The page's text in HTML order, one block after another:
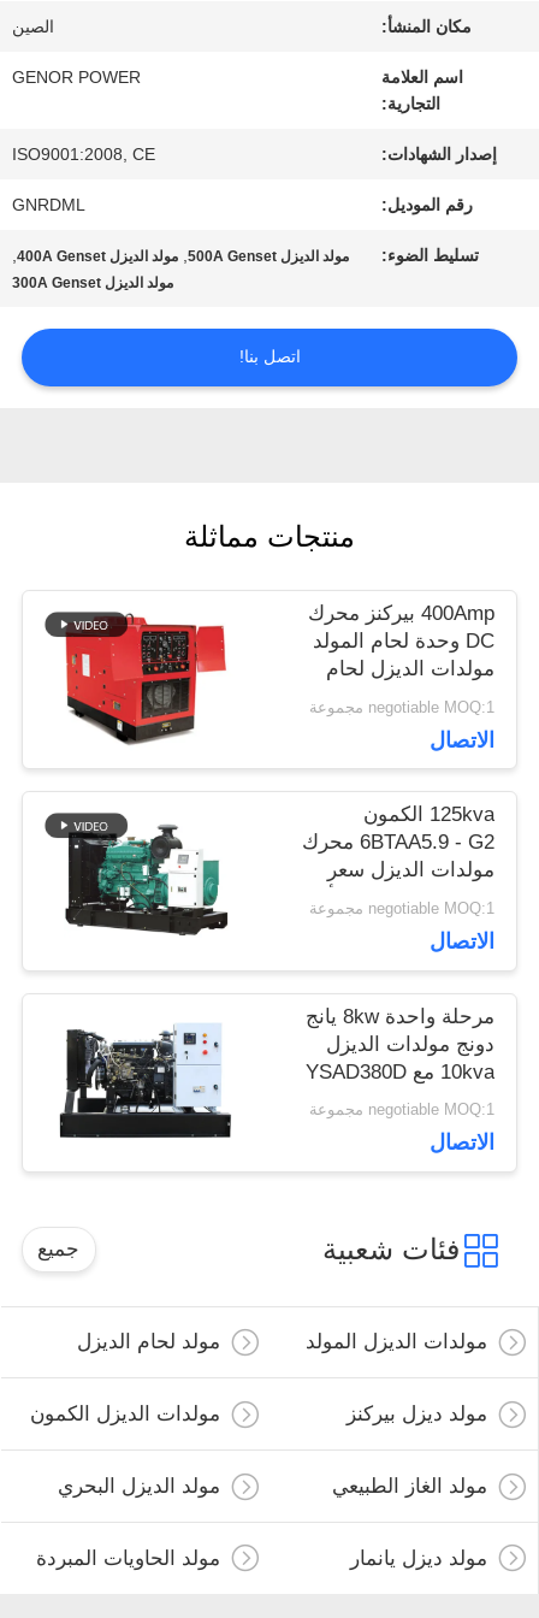
المعمل
الجودة
اتصل
الموقع
PRIVACY
POLICY
مكان المنشأ: الصين
اسم العلامة
التجارية:
GENOR POWER
إصدار الشهادات: ISO9001:2008, CE
رقم الموديل: GNRDML
تسليط الضوء: مولد الديزل 500A Genset , مولد الديزل 400A Genset ,
مولد الديزل 300A Genset
اتصل بنا!
منتجات مماثلة
400Amp بيركنز محرك
DC وحدة لحام المولد
مولدات الديزل لحام
لينكولن قوس 450Amp
negotiable MOQ:1 مجموعة
الاتصال
125kva الكمون
6BTAA5.9 - G2 محرك
مولدات الديزل سعر
100kw لوحة تحكم أعماق
البحار
negotiable MOQ:1 مجموعة
الاتصال
مرحلة واحدة 8kw يانج
دونج مولدات الديزل
10kva مع YSAD380D
محرك 220Volt
negotiable MOQ:1 مجموعة
الاتصال
فئات شعبية جميع
مولدات الديزل المولد مولد لحام الديزل
مولد ديزل بيركنز مولدات الديزل الكمون
مولد الغاز الطبيعي مولد الديزل البحري
مولد ديزل يانمار مولد الحاويات المبردة